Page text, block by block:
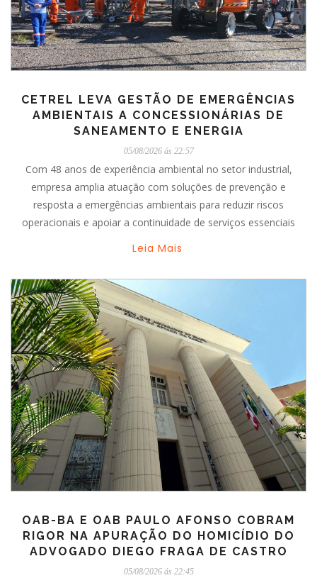
CETREL LEVA GESTÃO DE EMERGÊNCIAS
AMBIENTAIS A CONCESSIONÁRIAS DE
SANEAMENTO E ENERGIA
05/08/2026 ás 22:57
Com 48 anos de experiência ambiental no setor industrial,
empresa amplia atuação com soluções de prevenção e
resposta a emergências ambientais para reduzir riscos
operacionais e apoiar a continuidade de serviços essenciais
Leia Mais
OAB-BA E OAB PAULO AFONSO COBRAM
RIGOR NA APURAÇÃO DO HOMICÍDIO DO
ADVOGADO DIEGO FRAGA DE CASTRO
05/08/2026 ás 22:45